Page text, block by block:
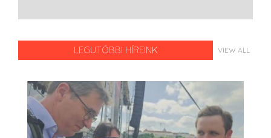
LEGUTÓBBI HÍREINK VIEW ALL